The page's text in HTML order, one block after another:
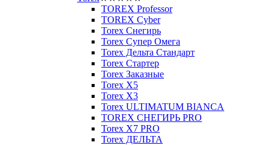
TOREX Professor
TOREX Cyber
Torex Снегирь
Torex Супер Омега
Torex Дельта Стандарт
Torex Стартер
Torex Заказные
Torex Х5
Torex Х3
Torex ULTIMATUM BIANCA
TOREX СНЕГИРЬ PRO
Torex X7 PRO
Torex ДЕЛЬТА